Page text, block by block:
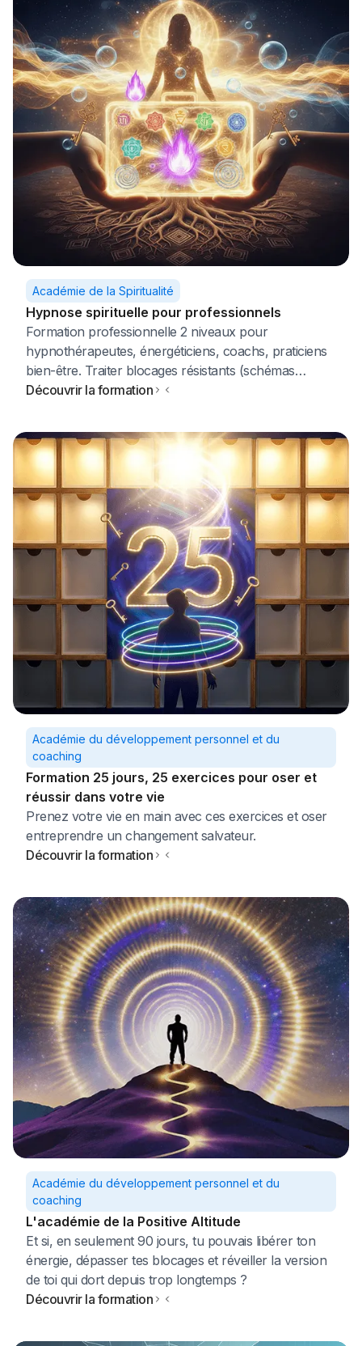
Académie de la Spiritualité
Hypnose spirituelle pour professionnels
Formation professionnelle 2 niveaux pour
hypnothérapeutes, énergéticiens, coachs, praticiens
bien-être. Traiter blocages résistants (schémas
répétitifs, mémoires transgénérationnelles, vies
Découvrir la formation
Académie du développement personnel et du
coaching
Formation 25 jours, 25 exercices pour oser et
réussir dans votre vie
Prenez votre vie en main avec ces exercices et oser
entreprendre un changement salvateur.
Découvrir la formation
Académie du développement personnel et du
coaching
L'académie de la Positive Altitude
Et si, en seulement 90 jours, tu pouvais libérer ton
énergie, dépasser tes blocages et réveiller la version
de toi qui dort depuis trop longtemps ?
Découvrir la formation